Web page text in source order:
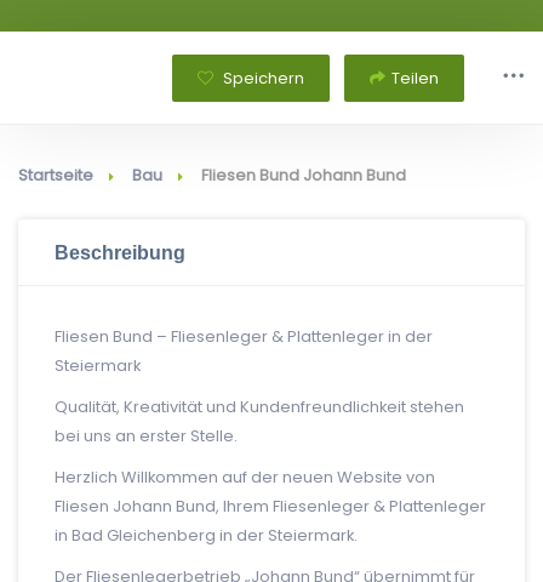
Speichern Teilen
Startseite Bau Fliesen Bund Johann Bund
Beschreibung
Fliesen Bund – Fliesenleger & Plattenleger in der
Steiermark
Qualität, Kreativität und Kundenfreundlichkeit stehen
bei uns an erster Stelle.
Herzlich Willkommen auf der neuen Website von
Fliesen Johann Bund, Ihrem Fliesenleger & Plattenleger
in Bad Gleichenberg in der Steiermark.
Der Fliesenlegerbetrieb „Johann Bund“ übernimmt für